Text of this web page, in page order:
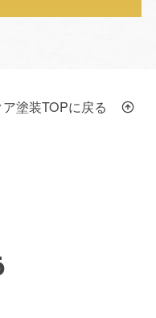
塗装TOPに戻る